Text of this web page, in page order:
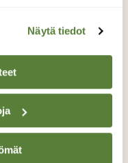
Näytä tiedot
aika.